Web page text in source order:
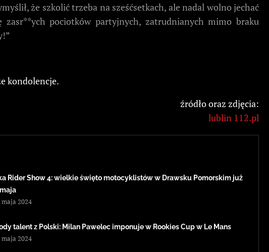
że szkolić trzeba na sześćsetkach, ale nadal wolno jechać
pociotków partyjnych, zatrudnianych mimo braku
kondolencje.
źródło oraz zdjęcia:
lublin 112.pl
Rider Show 4: wielkie święto motocyklistów w Drawsku Pomorskim już
maja 2024
talent z Polski: Milan Pawelec imponuje w Rookies Cup w Le Mans
maja 2024